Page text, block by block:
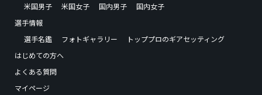
米国男子
米国女子 国内男子
国内女子
選手情報
選手名鑑
フォトギャラリー
トッププロのギアセッティング
はじめての方へ
よくある質問
マイページ